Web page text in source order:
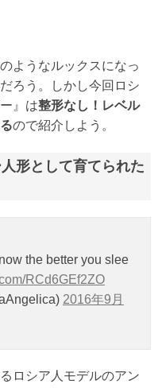
ようなルックスになっ
ろう。しかし今回ロシ
』は整形なし！レベル
ので紹介しよう。
形として育てられた
the better you slee
RCd6GEf2ZO
2016年9月
ロシア人モデルのアン